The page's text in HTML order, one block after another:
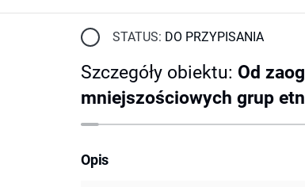
STATUS: DO PRZYPISANIA
Szczegóły obiektu: Od
mniejszościowych grup
Opis